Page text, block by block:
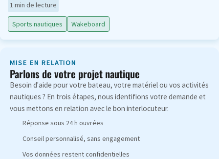
1 min de lecture
Sports nautiques Wakeboard
MISE EN RELATION
Parlons de votre projet nautique
Besoin d'aide pour votre bateau, votre matériel ou vos activités
nautiques ? En trois étapes, nous identifions votre demande et
vous mettons en relation avec le bon interlocuteur.
Réponse sous 24 h ouvrées
Conseil personnalisé, sans engagement
Vos données restent confidentielles